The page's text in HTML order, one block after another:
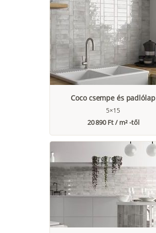
Coco csempe és padlólap
5×15
20 890 Ft / m² -től